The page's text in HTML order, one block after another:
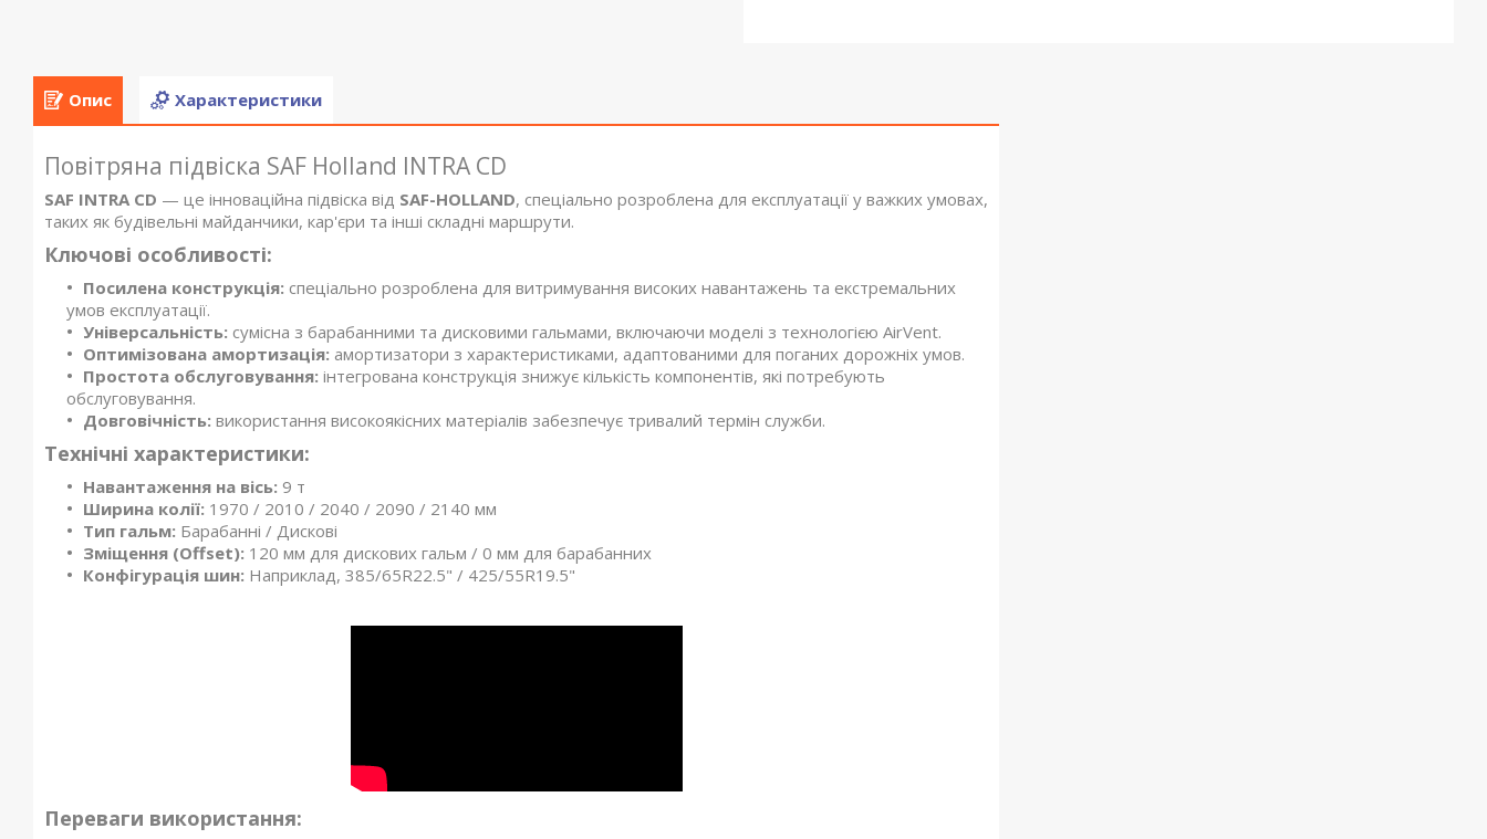
Опис Характеристики
Повітряна підвіска SAF Holland INTRA CD
SAF INTRA CD — це інноваційна підвіска від SAF-HOLLAND, спеціально розроблена для експлуатації у важких умовах,
таких як будівельні майданчики, кар'єри та інші складні маршрути.
Ключові особливості:
Посилена конструкція: спеціально розроблена для витримування високих навантажень та екстремальних
умов експлуатації.
Універсальність: сумісна з барабанними та дисковими гальмами, включаючи моделі з технологією AirVent.
Оптимізована амортизація: амортизатори з характеристиками, адаптованими для поганих дорожніх умов.
Простота обслуговування: інтегрована конструкція знижує кількість компонентів, які потребують
обслуговування.
Довговічність: використання високоякісних матеріалів забезпечує тривалий термін служби.
Технічні характеристики:
Навантаження на вісь: 9 т
Ширина колії: 1970 / 2010 / 2040 / 2090 / 2140 мм
Тип гальм: Барабанні / Дискові
Зміщення (Offset): 120 мм для дискових гальм / 0 мм для барабанних
Конфігурація шин: Наприклад, 385/65R22.5" / 425/55R19.5"
Переваги використання: